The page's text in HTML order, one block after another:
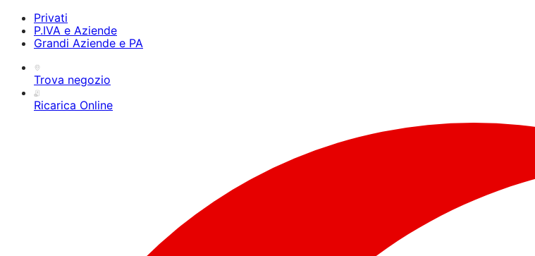
Privati
P.IVA e Aziende
Grandi Aziende e PA
Trova negozio
Ricarica Online